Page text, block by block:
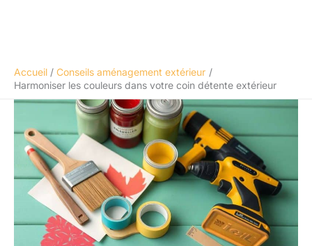
Accueil
Conseils aménagement extérieur
Harmoniser les couleurs dans votre coin détente extérieur